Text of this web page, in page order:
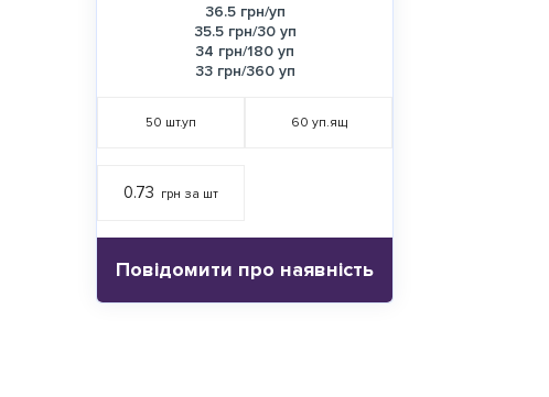
36.5 грн/уп
35.5 грн/30 уп
34 грн/180 уп
33 грн/360 уп
50 шт.уп 60 уп.ящ
0.73 грн за шт
Повідомити про наявність